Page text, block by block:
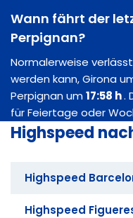
Wann fährt der
Perpignan?
Normalerweise
werden kann, Girona
Perpignan um17:58 h.
für Feiertage oder
Highspeed
Highspeed
Highspeed